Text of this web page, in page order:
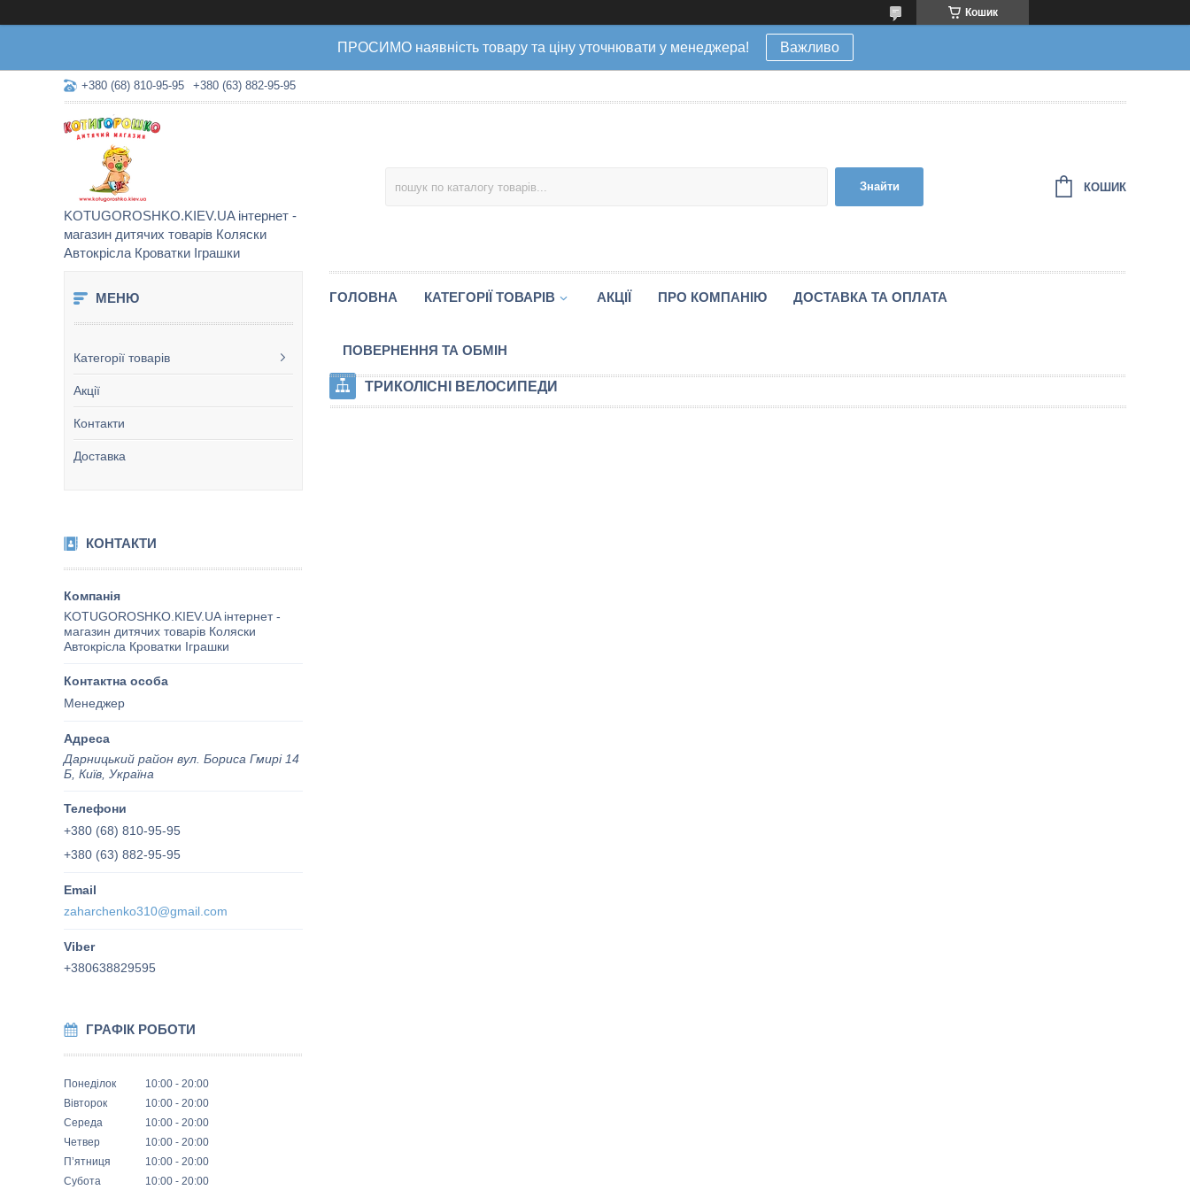
Кошик
ПРОСИМО наявність товару та ціну уточнювати у менеджера! Важливо
+380 (68) 810-95-95 +380 (63) 882-95-95
KOTUGOROSHKO.KIEV.UA інтернет -
магазин дитячих товарів Коляски
Автокрісла Кроватки Іграшки
Знайти КОШИК
Категорії товарів
Акції
Контакти
Доставка
КОНТАКТИ
KOTUGOROSHKO.KIEV.UA інтернет -
магазин дитячих товарів Коляски
Автокрісла Кроватки Іграшки
Менеджер
Дарницький район вул. Бориса Гмирі 14
Б, Київ, Україна
+380 (68) 810-95-95
+380 (63) 882-95-95
zaharchenko310@gmail.com
+380638829595
ГРАФІК РОБОТИ
Понеділок 10:00
20:00
Вівторок
10:00
20:00
Середа
10:00
20:00
Четвер
10:00
20:00
Пʼятниця
10:00
20:00
Субота
10:00 20:00
ГОЛОВНА КАТЕГОРІЇ ТОВАРІВ АКЦІЇ ПРО КОМПАНІЮ ДОСТАВКА ТА ОПЛАТА
ПОВЕРНЕННЯ ТА ОБМІН
ТРИКОЛІСНІ ВЕЛОСИПЕДИ